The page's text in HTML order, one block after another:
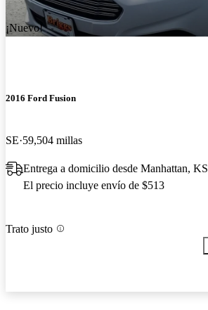
¡Nuevo!
2016 Ford Fusion
SE 59,504 millas
Entrega a domicilio desde Manhattan, KS
El precio incluye envío de $513
Trato justo